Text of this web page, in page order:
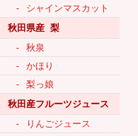
- シャインマスカット
秋田県産 梨
- 秋泉
- かほり
- 梨っ娘
秋田産フルーツジュース
- りんごジュース